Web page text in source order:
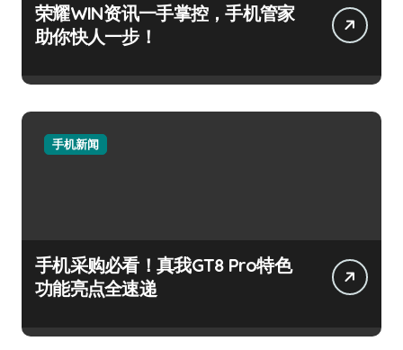
荣耀WIN资讯一手掌控，手机管家
助你快人一步！
手机新闻
手机采购必看！真我GT8 Pro特色
功能亮点全速递